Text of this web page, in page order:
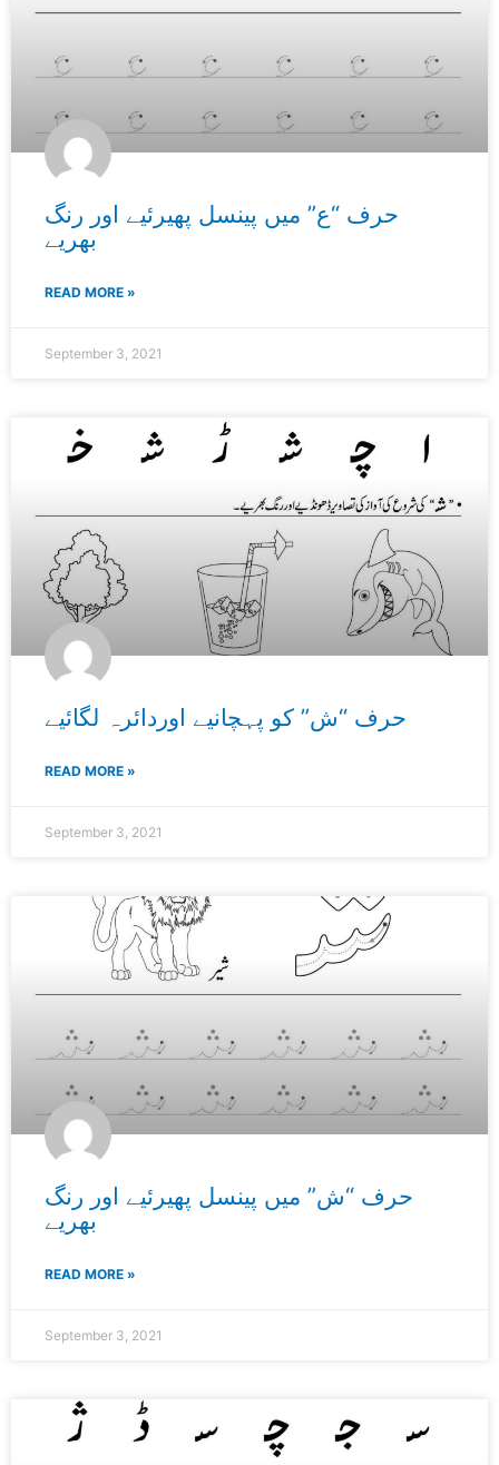
حرف “ع” میں پینسل پھیرئیے اور رنگ
بھریے
READ MORE »
September 3, 2021
حرف “ش” کو پہچانیے اوردائرہ لگائیے
READ MORE »
September 3, 2021
حرف “ش” میں پینسل پھیرئیے اور رنگ
بھریے
READ MORE »
September 3, 2021